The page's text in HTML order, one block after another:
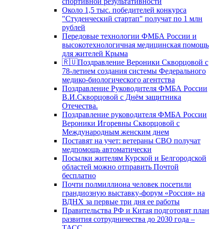
Около 1,5 тыс. победителей конкурса
"Студенческий стартап" получат по 1 млн
рублей
Передовые технологии ФМБА России и
высокотехнологичная медицинская помощь
для жителей Крыма
🇷🇺Поздравление Вероники Скворцовой с
78-летием создания системы Федерального
медико-биологического агентства
Поздравление Руководителя ФМБА России
В.И.Скворцовой с Днём защитника
Отечества.
Поздравление руководителя ФМБА России
Вероники Игоревны Скворцовой с
Международным женским днем
Поставят на учет: ветераны СВО получат
медпомощь автоматически
Посылки жителям Курской и Белгородской
областей можно отправить Почтой
бесплатно
Почти полмиллиона человек посетили
грандиозную выставку-форум «Россия» на
ВДНХ за первые три дня ее работы
Правительства РФ и Китая подготовят план
развития сотрудничества до 2030 года –